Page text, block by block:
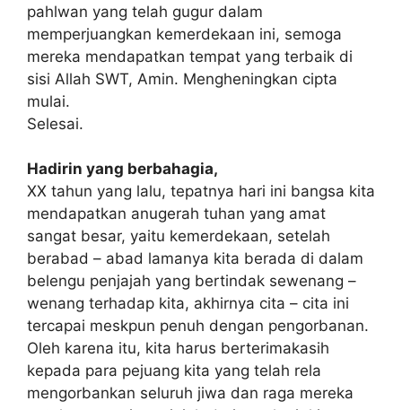
pahlwan yang telah gugur dalam
memperjuangkan kemerdekaan ini, semoga
mereka mendapatkan tempat yang terbaik di
sisi Allah SWT, Amin. Mengheningkan cipta
mulai.
Selesai.
Hadirin yang berbahagia,
XX tahun yang lalu, tepatnya hari ini bangsa kita
mendapatkan anugerah tuhan yang amat
sangat besar, yaitu kemerdekaan, setelah
berabad – abad lamanya kita berada di dalam
belengu penjajah yang bertindak sewenang –
wenang terhadap kita, akhirnya cita – cita ini
tercapai meskpun penuh dengan pengorbanan.
Oleh karena itu, kita harus berterimakasih
kepada para pejuang kita yang telah rela
mengorbankan seluruh jiwa dan raga mereka